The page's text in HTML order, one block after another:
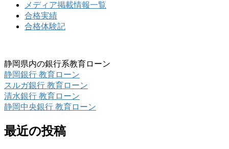
メディア掲載情報一覧
合格実績
合格体験記
静岡県内の銀行系教育ローン
静岡銀行 教育ローン
スルガ銀行 教育ローン
清水銀行 教育ローン
静岡中央銀行 教育ローン
最近の投稿